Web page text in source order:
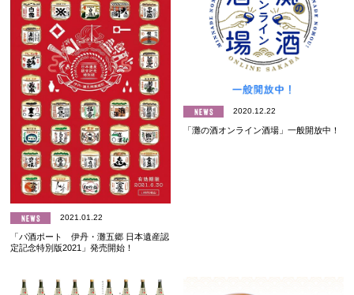
2021.01.22
「パ酒ポート 伊丹・灘五郷 日本遺産認
定記念特別版2021」発売開始！
2020.12.22
「灘の酒オンライン酒場」一般開放中！